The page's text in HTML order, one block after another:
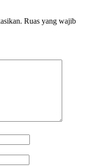
Ruas yang wajib